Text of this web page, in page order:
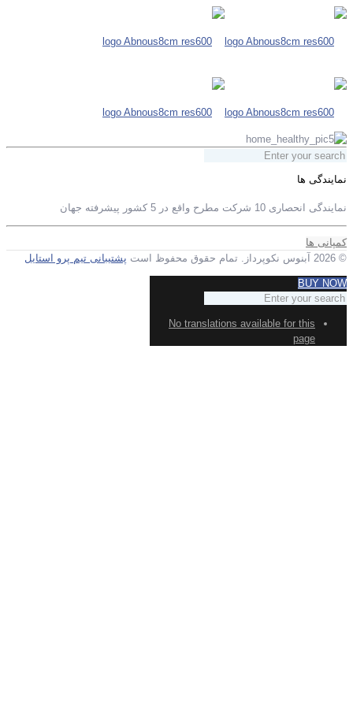
نمایندگی ها
نمایندگی انحصاری 10 شرکت مطرح واقع در 5 کشور پیشرفته جهان
کمپانی ها
© 2026 آبنوس نکوپرداز. تمام حقوق محفوظ است
پشتیبانی تیم پرو استایل
BUY NOW
No translations available for this
page